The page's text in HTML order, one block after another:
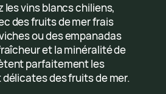
les vins blancs chiliens,
des fruits de mer frais
ou des empanadas
et la minéralité de
parfaitement les
des fruits de mer.